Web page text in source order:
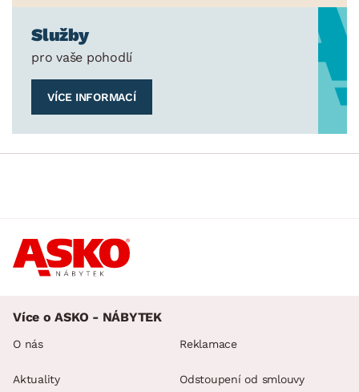
Služby
pro vaše pohodlí
VÍCE INFORMACÍ
Více o ASKO - NÁBYTEK
O nás
Aktuality
Reklamace
Odstoupení od smlouvy